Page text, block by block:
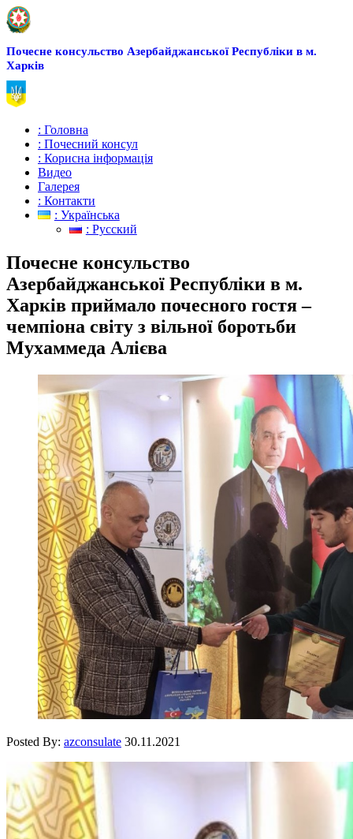
Почесне консульство Азербайджанської Республіки в м.
Харків
: Головна
: Почесний консул
: Корисна інформація
Видео
Галерея
: Контакти
: Українська
: Русский
Почесне консульство
Азербайджанської Республіки в м.
Харків приймало почесного гостя –
чемпіона світу з вільної боротьби
Мухаммеда Алієва
Posted By: azconsulate 30.11.2021